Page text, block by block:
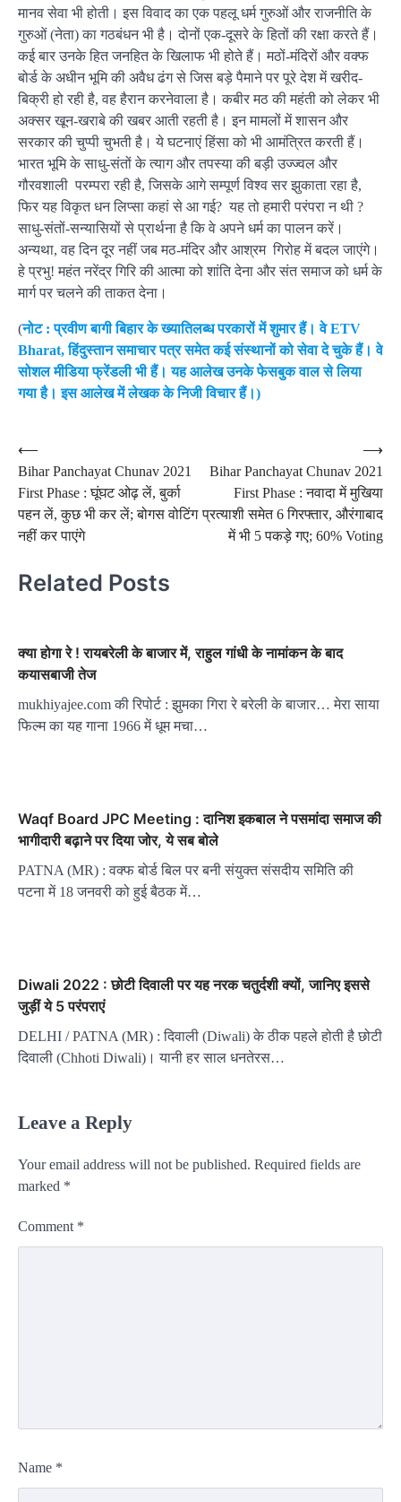
मानव सेवा भी होती। इस विवाद का एक पहलू धर्म गुरुओं और राजनीति के
गुरुओं (नेता) का गठबंधन भी है। दोनों एक-दूसरे के हितों की रक्षा करते हैं।
कई बार उनके हित जनहित के खिलाफ भी होते हैं। मठों-मंदिरों और वक्फ
बोर्ड के अधीन भूमि की अवैध ढंग से जिस बड़े पैमाने पर पूरे देश में खरीद-
बिक्री हो रही है, वह हैरान करनेवाला है। कबीर मठ की महंती को लेकर भी
अक्सर खून-खराबे की खबर आती रहती है। इन मामलों में शासन और
सरकार की चुप्पी चुभती है। ये घटनाएं हिंसा को भी आमंत्रित करती हैं।
भारत भूमि के साधु-संतों के त्याग और तपस्या की बड़ी उज्ज्वल और
गौरवशाली परम्परा रही है, जिसके आगे सम्पूर्ण विश्व सर झुकाता रहा है,
फिर यह विकृत धन लिप्सा कहां से आ गई? यह तो हमारी परंपरा न थी ?
साधु-संतों-सन्यासियों से प्रार्थना है कि वे अपने धर्म का पालन करें।
अन्यथा, वह दिन दूर नहीं जब मठ-मंदिर और आश्रम गिरोह में बदल जाएंगे।
हे प्रभु! महंत नरेंद्र गिरि की आत्मा को शांति देना और संत समाज को धर्म के
मार्ग पर चलने की ताकत देना।
(नोट : प्रवीण बागी बिहार के ख्यातिलब्ध परकारों में शुमार हैं। वे ETV
Bharat, हिंदुस्तान समाचार पत्र समेत कई संस्थानों को सेवा दे चुके हैं। वे
सोशल मीडिया फ्रेंडली भी हैं। यह आलेख उनके फेसबुक वाल से लिया
गया है। इस आलेख में लेखक के निजी विचार हैं।)
Post
navigation
⟵
Bihar Panchayat Chunav 2021
First Phase : घूंघट ओढ़ लें, बुर्का
पहन लें, कुछ भी कर लें; बोगस वोटिंग
नहीं कर पाएंगे
Bihar Panchayat Chunav 2021
First Phase : नवादा में मुखिया
प्रत्याशी समेत 6 गिरफ्तार, औरंगाबाद
में भी 5 पकड़े गए; 60% Voting
⟶
Related Posts
क्या होगा रे ! रायबरेली के बाजार में, राहुल गांधी के नामांकन के बाद
कयासबाजी तेज
mukhiyajee.com की रिपोर्ट : झुमका गिरा रे बरेली के बाजार… मेरा साया
फिल्म का यह गाना 1966 में धूम मचा…
Waqf Board JPC Meeting : दानिश इकबाल ने पसमांदा समाज की
भागीदारी बढ़ाने पर दिया जोर, ये सब बोले
PATNA (MR) : वक्फ बोर्ड बिल पर बनी संयुक्त संसदीय समिति की
पटना में 18 जनवरी को हुई बैठक में…
Diwali 2022 : छोटी दिवाली पर यह नरक चतुर्दशी क्यों, जानिए इससे
जुड़ीं ये 5 परंपराएं
DELHI / PATNA (MR) : दिवाली (Diwali) के ठीक पहले होती है छोटी
दिवाली (Chhoti Diwali)। यानी हर साल धनतेरस…
Leave a Reply
Your email address will not be published. Required fields are
marked *
Comment *
Name *